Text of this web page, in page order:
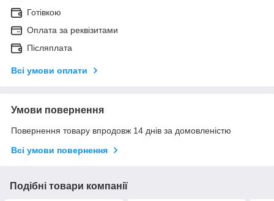
Готівкою
Оплата за реквізитами
Післяплата
Всі умови оплати
Умови повернення
Повернення товару впродовж 14 днів за домовленістю
Всі умови повернення
Подібні товари компанії